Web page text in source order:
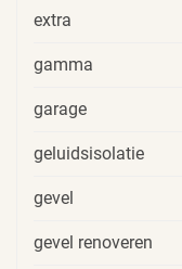
extra
gamma
garage
geluidsisolatie
gevel
gevel renoveren